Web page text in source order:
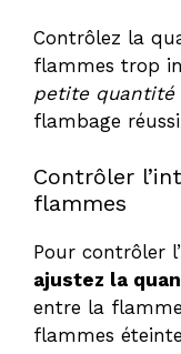
Contrôlez la
flammes trop
petite quantité
flambage
Contrôler
flammes
Pour contrôler
ajustez la
entre la
flammes